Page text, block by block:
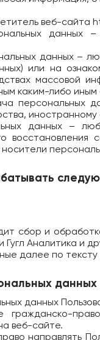
веб-сайта
данных
данных –
или на
массовой
каким-либо иным
персональных
данных –
сбор и
Аналитика и
далее по
данных
данных
веб-сайте.
направлять